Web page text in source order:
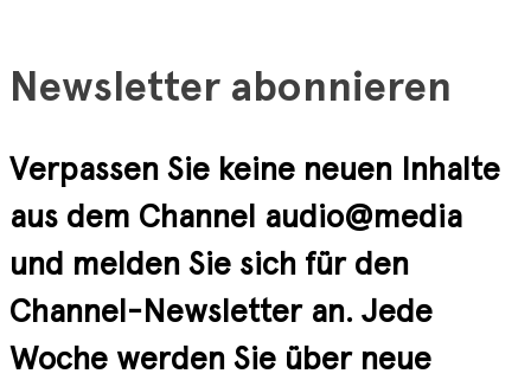
Newsletter abonnieren
Verpassen Sie keine neuen Inhalte
aus dem Channel audio@media
und melden Sie sich für den
Channel-Newsletter an. Jede
Woche werden Sie über neue